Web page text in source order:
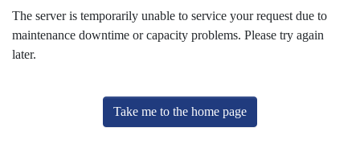
The server is temporarily unable to service your request due to
maintenance downtime or capacity problems. Please try again
later.
Take me to the home page